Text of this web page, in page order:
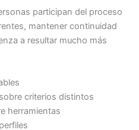
participan del proceso
mantener continuidad
a resultar mucho más
criterios distintos
herramientas